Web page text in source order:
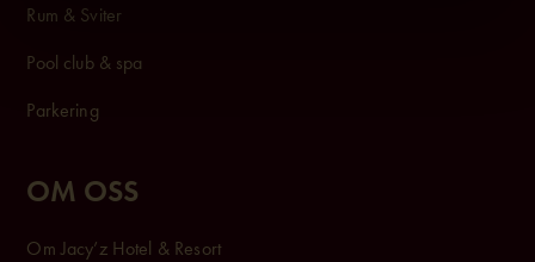
Rum & Sviter
Pool club & spa
Parkering
OM OSS
Om Jacy’z Hotel & Resort